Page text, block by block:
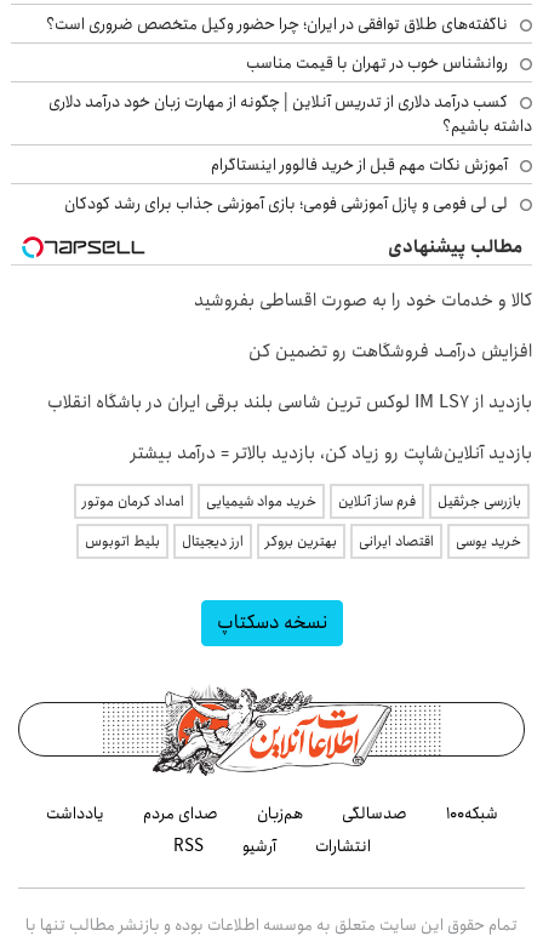
ناگفته‌های طلاق توافقی در ایران؛ چرا حضور وکیل متخصص ضروری است؟
روانشناس خوب در تهران با قیمت مناسب
کسب درآمد دلاری از تدریس آنلاین | چگونه از مهارت زبان خود درآمد دلاری
داشته باشیم؟
آموزش نکات مهم قبل از خرید فالوور اینستاگرام
لی لی فومی و پازل آموزشی فومی؛ بازی آموزشی جذاب برای رشد کودکان
مطالب پیشنهادی
کالا و خدمات خود را به صورت اقساطی بفروشید
افزایش درآمـد فروشگاهت رو تضمین کن
بازدید از IM LS7 لوکس ترین شاسی بلند برقی ایران در باشگاه انقلاب
بازدید آنلاین‌شاپت رو زیاد کن، بازدید بالاتر = درآمد بیشتر
بازرسی جرثقیل فرم ساز آنلاین خرید مواد شیمیایی
امداد کرمان موتور
خرید یوسی
اقتصاد ایرانی بهترین بروکر ارز دیجیتال بلیط اتوبوس
نسخه دسکتاپ
شبکه۱۰۰ صدسالگی هم‌زبان صدای مردم
یادداشت
انتشارات
آرشیو RSS
تمام حقوق این سایت متعلق به موسسه اطلاعات بوده و بازنشر مطالب تنها با